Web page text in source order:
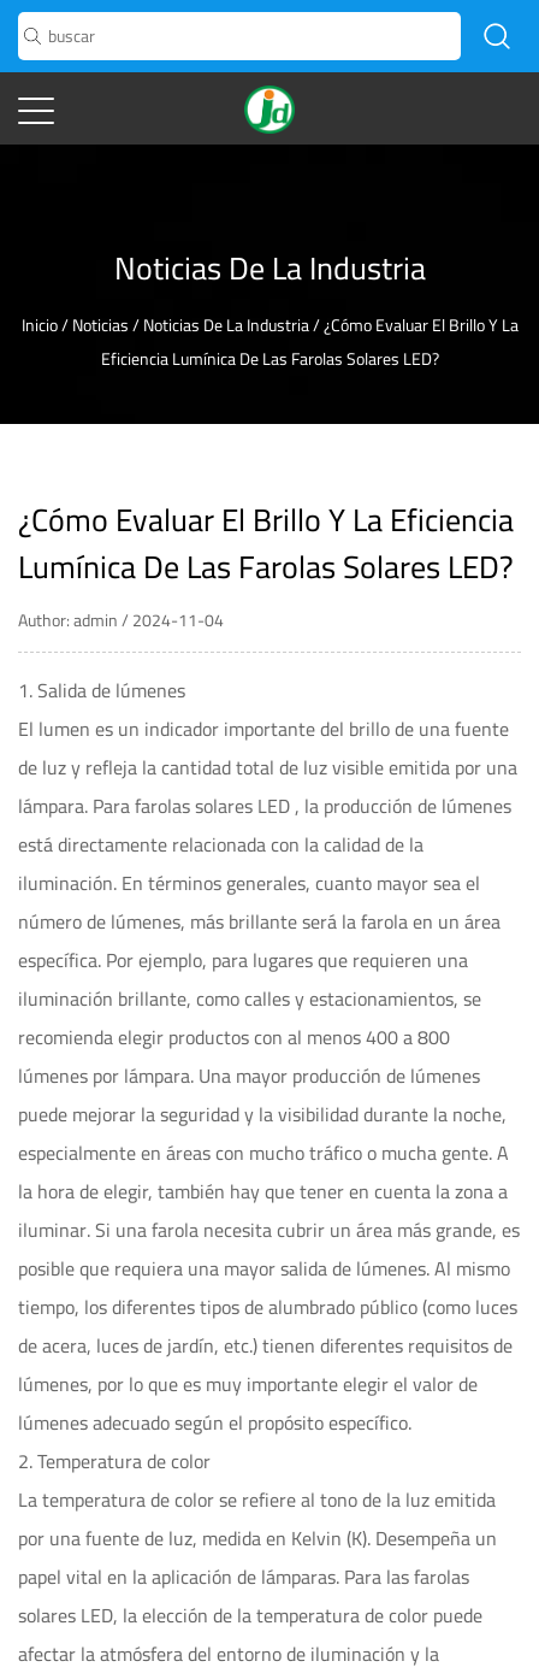
Noticias De La Industria
Inicio/Noticias/Noticias De La Industria/¿Cómo Evaluar El Brillo Y La
Eficiencia Lumínica De Las Farolas Solares LED?
¿Cómo Evaluar El Brillo Y La Eficiencia
Lumínica De Las Farolas Solares LED?
Author: admin / 2024-11-04
1. Salida de lúmenes
El lumen es un indicador importante del brillo de una fuente
de luz y refleja la cantidad total de luz visible emitida por una
lámpara. Parafarolas solares LED, la producción de lúmenes
está directamente relacionada con la calidad de la
iluminación. En términos generales, cuanto mayor sea el
número de lúmenes, más brillante será la farola en un área
específica. Por ejemplo, para lugares que requieren una
iluminación brillante, como calles y estacionamientos, se
recomienda elegir productos con al menos 400 a 800
lúmenes por lámpara. Una mayor producción de lúmenes
puede mejorar la seguridad y la visibilidad durante la noche,
especialmente en áreas con mucho tráfico o mucha gente. A
la hora de elegir, también hay que tener en cuenta la zona a
iluminar. Si una farola necesita cubrir un área más grande, es
posible que requiera una mayor salida de lúmenes. Al mismo
tiempo, los diferentes tipos de alumbrado público (como luces
de acera, luces de jardín, etc.) tienen diferentes requisitos de
lúmenes, por lo que es muy importante elegir el valor de
lúmenes adecuado según el propósito específico.
2. Temperatura de color
La temperatura de color se refiere al tono de la luz emitida
por una fuente de luz, medida en Kelvin (K). Desempeña un
papel vital en la aplicación de lámparas. Para las farolas
solares LED, la elección de la temperatura de color puede
afectar la atmósfera del entorno de iluminación y la